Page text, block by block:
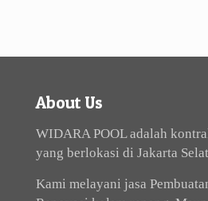
About Us
WIDARA POOL adalah
yang berlokasi di Jakarta
Kami melayani jasa